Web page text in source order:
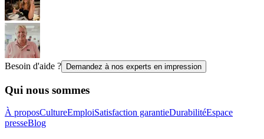
Besoin d'aide ? Demandez à nos experts en impression
Qui nous sommes
À proposCultureEmploiSatisfaction garantieDurabilitéEspace
presseBlog